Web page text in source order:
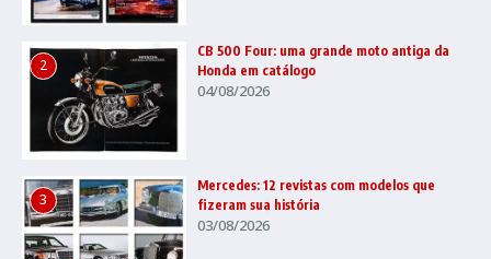
2
CB 500 Four: uma grande moto antiga da
Honda em catálogo
04/08/2026
3
Mercedes: 12 revistas com modelos que
fizeram sua história
03/08/2026